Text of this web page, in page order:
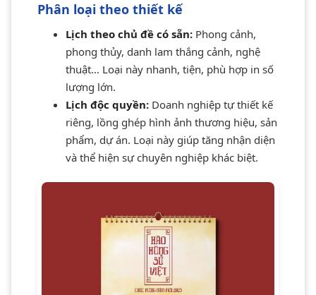
Phân loại theo thiết kế
Lịch theo chủ đề có sẵn: Phong cảnh,
phong thủy, danh lam thắng cảnh, nghệ
thuật… Loại này nhanh, tiện, phù hợp in số
lượng lớn.
Lịch độc quyền: Doanh nghiệp tự thiết kế
riêng, lồng ghép hình ảnh thương hiệu, sản
phẩm, dự án. Loại này giúp tăng nhận diện
và thể hiện sự chuyên nghiệp khác biệt.